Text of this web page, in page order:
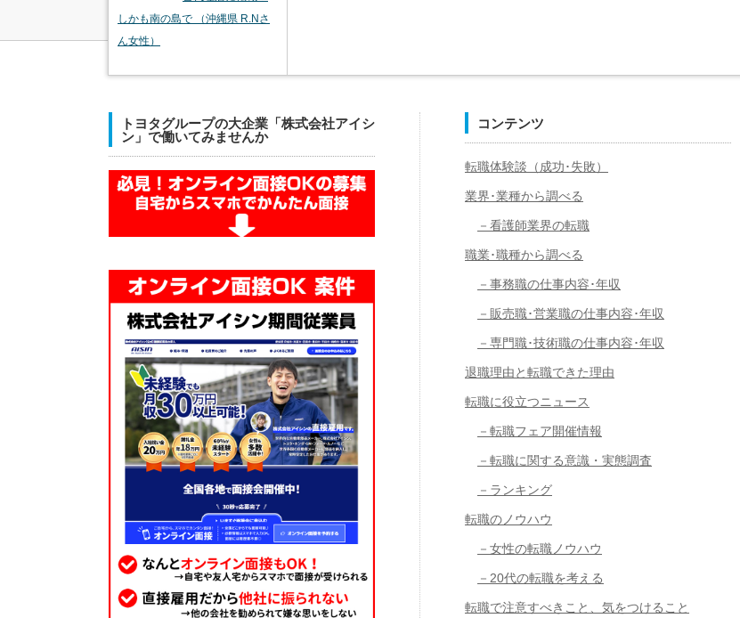
しかも南の島で （沖縄県 R.Nさ
ん女性）
トヨタグループの大企業「株式会社アイシ
ン」で働いてみませんか
コンテンツ
転職体験談（成功･失敗）
業界･業種から調べる
－看護師業界の転職
職業･職種から調べる
－事務職の仕事内容･年収
－販売職･営業職の仕事内容･年収
－専門職･技術職の仕事内容･年収
退職理由と転職できた理由
転職に役立つニュース
－転職フェア開催情報
－転職に関する意識・実態調査
－ランキング
転職のノウハウ
－女性の転職ノウハウ
－20代の転職を考える
転職で注意すべきこと、気をつけること